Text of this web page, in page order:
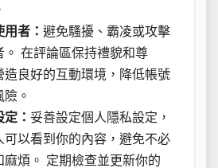
者： 避免騷擾、霸凌或攻擊
。 在評論區保持禮貌和尊
造良好的互動環境，降低帳號
。
： 妥善設定個人隱私設定，
可以看到你的內容，避免不必
麻煩。 定期檢查並更新你的